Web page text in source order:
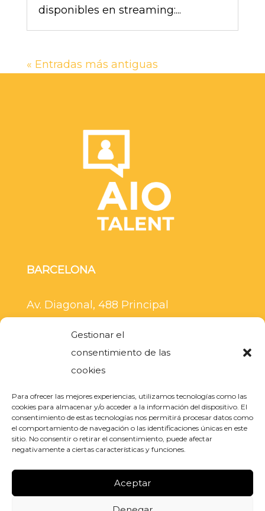
Gestionar el
consentimiento de las
cookies
Para ofrecer las mejores experiencias, utilizamos tecnologías como las
cookies para almacenar y/o acceder a la información del dispositivo. El
consentimiento de estas tecnologías nos permitirá procesar datos como
el comportamiento de navegación o las identificaciones únicas en este
sitio. No consentir o retirar el consentimiento, puede afectar
negativamente a ciertas características y funciones.
Aceptar
disponibles en streaming:...
« Entradas más antiguas
BARCELONA
Av. Diagonal, 488 Principal
+34 936 282 792
MADRID
Carr. de Fuencarral, 22,Alcobendas,
28108 Madrid
+34 633 811 806